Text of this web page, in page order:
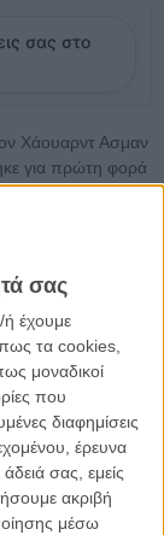
σας
ή έχουμε
τα cookies,
μοναδικοί
που
διαφημίσεις
έρευνα
σας, εμείς
ακριβή
μέσω
σας στο
Χάουαρντ Ασμαν
για πρώτη φορά
την Αντζελα
μοναδικά το
στιγμές στην
Τραγουδιού, το
Τραγουδιού
της
σχεδίων
το τραγούδι
Μπράισον για να
σχεδίων της